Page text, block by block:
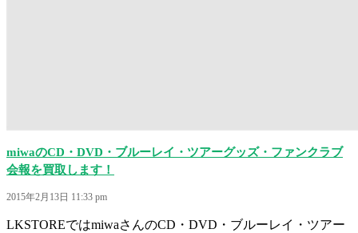
miwaのCD・DVD・ブルーレイ・ツアーグッズ・ファンクラブ
会報を買取します！
2015年2月13日 11:33 pm
LKSTOREではmiwaさんのCD・DVD・ブルーレイ・ツアー